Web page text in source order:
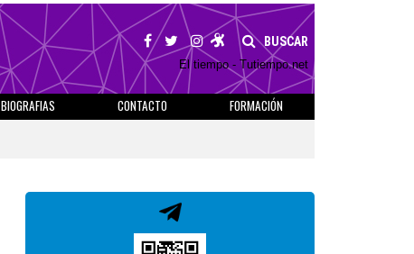
BUSCAR
El tiempo - Tutiempo.net
BIOGRAFIAS CONTACTO
FORMACIÓN